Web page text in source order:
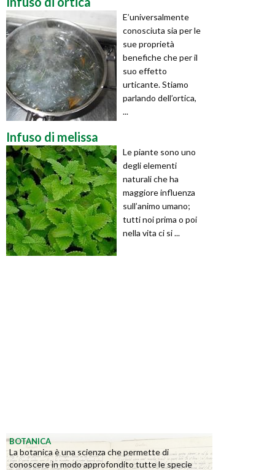
E’universalmente
conosciuta sia per le
sue proprietà
benefiche che per il
suo effetto
urticante. Stiamo
parlando dell’ortica,
...
Infuso di melissa
Le piante sono uno
degli elementi
naturali che ha
maggiore influenza
sull’animo umano;
tutti noi prima o poi
nella vita ci si ...
BOTANICA
La botanica è una scienza che permette di
conoscere in modo approfondito tutte le specie